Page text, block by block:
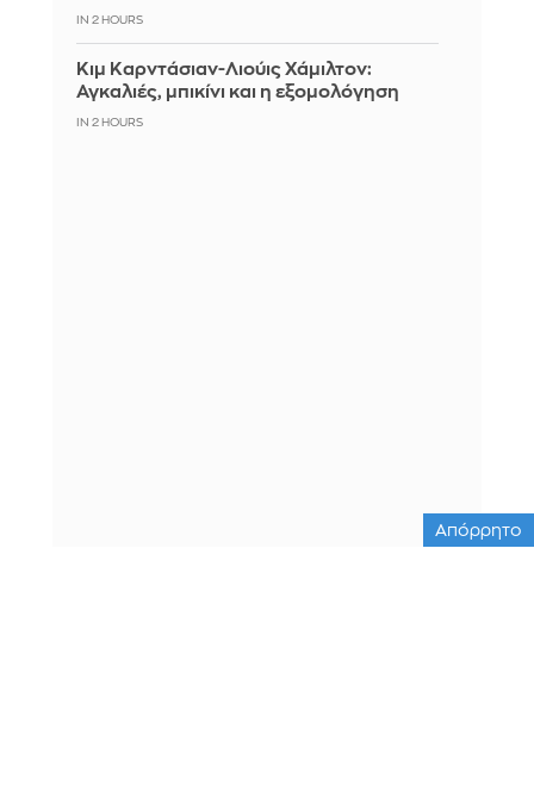
IN 2 HOURS
Κιμ Καρντάσιαν-Λιούις Χάμιλτον:
Αγκαλιές, μπικίνι και η εξομολόγηση
IN 2 HOURS
Απόρρητο